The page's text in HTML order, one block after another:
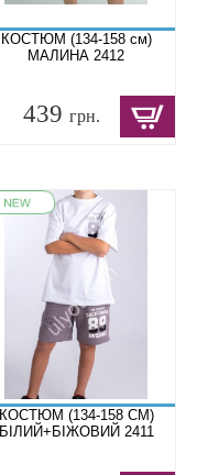
КОСТЮМ (134-158 см)
МАЛИНА 2412
439грн.
КОСТЮМ (134-158 СМ)
БІЛИЙ+БІЖОВИЙ 2411